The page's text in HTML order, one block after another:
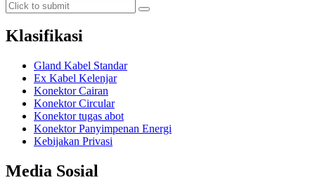
Klasifikasi
Gland Kabel Standar
Ex Kabel Kelenjar
Konektor Cairan
Konektor Circular
Konektor tugas abot
Konektor Panyimpenan Energi
Kebijakan Privasi
Media Sosial